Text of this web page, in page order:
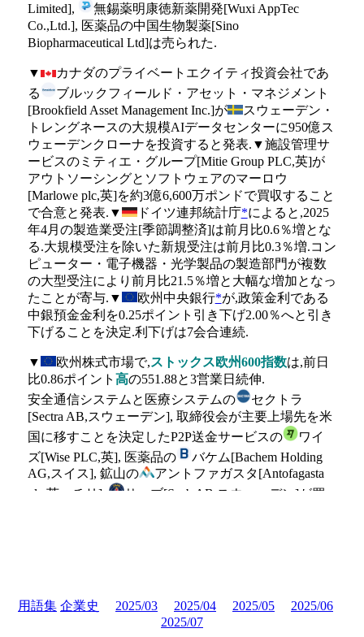
Limited],
無錫薬明康徳新薬開発[Wuxi AppTec
Co.,Ltd.], 医薬品の中国生物製薬[Sino
Biopharmaceutical Ltd]は売られた.
▼
カナダのプライベートエクイティ投資会社であ
る
ブルックフィールド・アセット・マネジメント
[Brookfield Asset Management Inc.]が
スウェーデン・
トレングネースの大規模AIデータセンターに950億ス
ウェーデンクローナを投資すると発表.▼施設管理サ
ービスのミティエ・グループ[Mitie Group PLC,英]が
アウトソーシングとソフトウェアのマーロウ
[Marlowe plc,英]を約3億6,600万ポンドで買収すること
で合意と発表.▼
ドイツ連邦統計庁*によると,2025
年4月の製造業受注[季節調整済]は前月比0.6％増とな
る.大規模受注を除いた新規受注は前月比0.3％増.コン
ピューター・電子機器・光学製品の製造部門が複数
の大型受注により前月比21.5％増と大幅な増加となっ
たことが寄与.▼
欧州中央銀行*が,政策金利である
中銀預金金利を0.25ポイント引き下げ2.00％へと引き
下げることを決定.利下げは7会合連続.
▼ 欧州株式市場で,ストックス欧州600指数は,前日
比0.86ポイント 高の551.88と3営業日続伸.
安全通信システムと医療システムの
セクトラ
[Sectra AB,スウェーデン], 取締役会が主要上場先を米
国に移すことを決定したP2P送金サービスの
ワイ
ズ[Wise PLC,英], 医薬品の
バケム[Bachem Holding
AG,スイス], 鉱山の
アントファガスタ[Antofagasta
plc,英・チリ],
サーブ[Saab AB,スウェーデン]が買
タンの合併により1997年に誕生した酒造の
ディア
ジオ[Diageo plc,英], ベーカリーチェーンストアの
用語集 企業史 2025/03 2025/04 2025/05
2025/06
2025/07